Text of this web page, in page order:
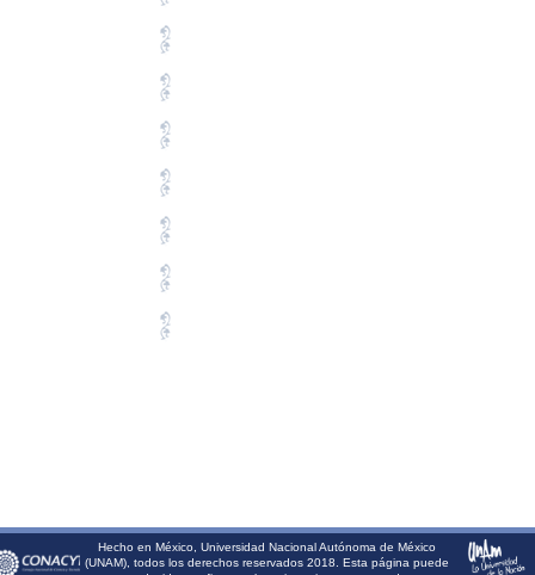
Hecho en México, Universidad Nacional Autónoma de México
(UNAM), todos los derechos reservados 2018. Esta página puede